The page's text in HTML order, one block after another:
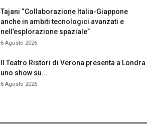
Tajani “Collaborazione Italia-Giappone
anche in ambiti tecnologici avanzati e
nell’esplorazione spaziale”
6 Agosto 2026
Il Teatro Ristori di Verona presenta a Londra
uno show su...
6 Agosto 2026